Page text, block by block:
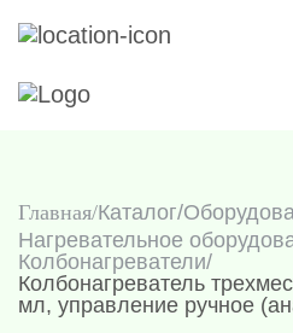
Главная Каталог/
Нагревательное
Колбонагреватели/
Колбонагреватель
мл, управление ручное